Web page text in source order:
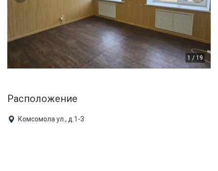
1 / 19
Расположение
Комсомола ул., д.1-3